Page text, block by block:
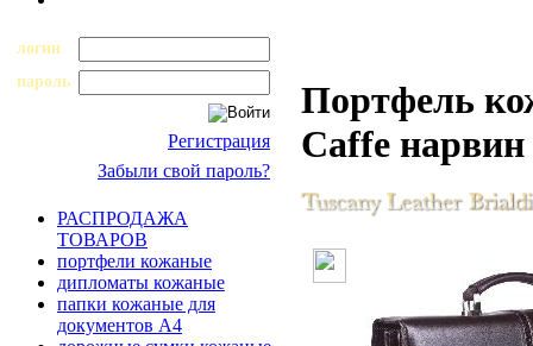
логин
пароль
Регистрация
Забыли свой пароль?
РАСПРОДАЖА
ТОВАРОВ
портфели кожаные
дипломаты кожаные
папки кожаные для
документов А4
Портфель
Caffe